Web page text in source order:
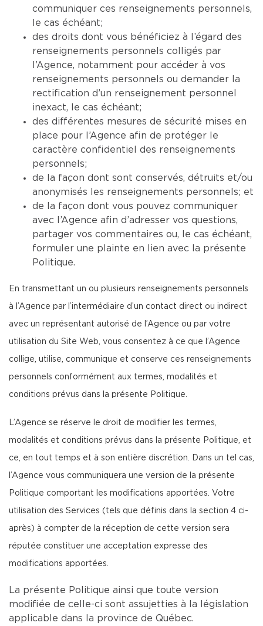
communiquer ces renseignements personnels,
le cas échéant;
des droits dont vous bénéficiez à l’égard des
renseignements personnels colligés par
l’Agence, notamment pour accéder à vos
renseignements personnels ou demander la
rectification d’un renseignement personnel
inexact, le cas échéant;
des différentes mesures de sécurité mises en
place pour l’Agence afin de protéger le
caractère confidentiel des renseignements
personnels;
de la façon dont sont conservés, détruits et/ou
anonymisés les renseignements personnels; et
de la façon dont vous pouvez communiquer
avec l’Agence afin d’adresser vos questions,
partager vos commentaires ou, le cas échéant,
formuler une plainte en lien avec la présente
Politique.
En transmettant un ou plusieurs renseignements personnels
à l’Agence par l’intermédiaire d’un contact direct ou indirect
avec un représentant autorisé de l’Agence ou par votre
utilisation du Site Web, vous consentez à ce que l’Agence
collige, utilise, communique et conserve ces renseignements
personnels conformément aux termes, modalités et
conditions prévus dans la présente Politique.
L’Agence se réserve le droit de modifier les termes,
modalités et conditions prévus dans la présente Politique, et
ce, en tout temps et à son entière discrétion. Dans un tel cas,
l’Agence vous communiquera une version de la présente
Politique comportant les modifications apportées. Votre
utilisation des Services (tels que définis dans la section 4 ci-
après) à compter de la réception de cette version sera
réputée constituer une acceptation expresse des
modifications apportées.
La présente Politique ainsi que toute version
modifiée de celle-ci sont assujetties à la législation
applicable dans la province de Québec.